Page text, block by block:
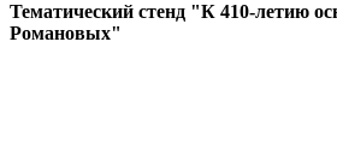
Тематический стенд "К 410-летию
Романовых"